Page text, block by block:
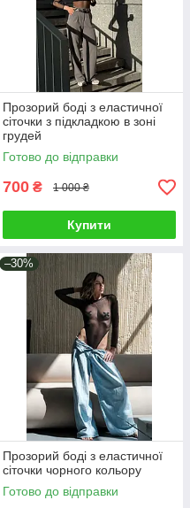
Прозорий боді з еластичної
сіточки з підкладкою в зоні
грудей
Готово до відправки
700 ₴ 1 000 ₴
Купити
–30%
Прозорий боді з еластичної
сіточки чорного кольору
Готово до відправки